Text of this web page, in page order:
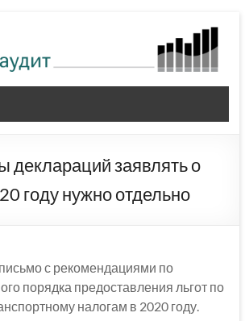
деклараций заявлять о
году нужно отдельно
с рекомендациями по
порядка предоставления льгот по
налогам в 2020 году.